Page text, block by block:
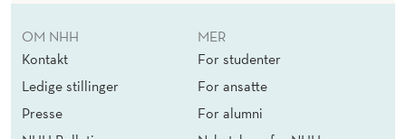
OM NHH
Kontakt
Ledige stillinger
Presse
MER
For studenter
For ansatte
For alumni